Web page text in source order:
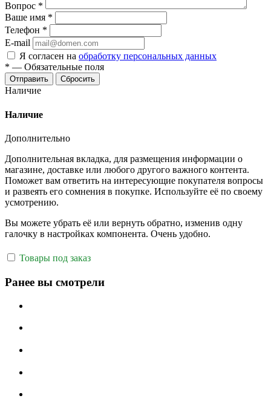
Вопрос *
Ваше имя *
Телефон *
E-mail
Я согласен на обработку персональных данных
* — Обязательные поля
Отправить Сбросить
Наличие
Наличие
Дополнительно
Дополнительная вкладка, для размещения информации о
магазине, доставке или любого другого важного контента.
Поможет вам ответить на интересующие покупателя вопросы
и развеять его сомнения в покупке. Используйте её по своему
усмотрению.
Вы можете убрать её или вернуть обратно, изменив одну
галочку в настройках компонента. Очень удобно.
Товары под заказ
Ранее вы смотрели